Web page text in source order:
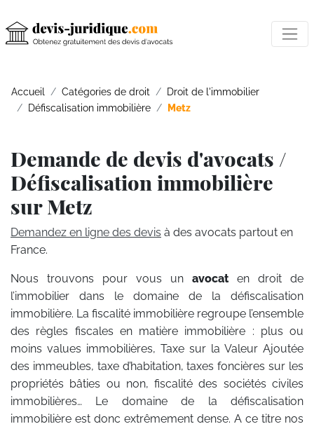
Accueil Catégories de droit
Droit de l'immobilier
Défiscalisation immobilière
Metz
Demande de devis d'avocats /
Défiscalisation immobilière
sur Metz
Demandez en ligne des devis à des avocats partout en
France.
Nous trouvons pour vous un avocat en droit de
l’immobilier dans le domaine de la défiscalisation
immobilière. La fiscalité immobilière regroupe l’ensemble
des règles fiscales en matière immobilière : plus ou
moins values immobilières, Taxe sur la Valeur Ajoutée
des immeubles, taxe d’habitation, taxes foncières sur les
propriétés bâties ou non, fiscalité des sociétés civiles
immobilières… Le domaine de la défiscalisation
immobilière est donc extrêmement dense. A ce titre nos